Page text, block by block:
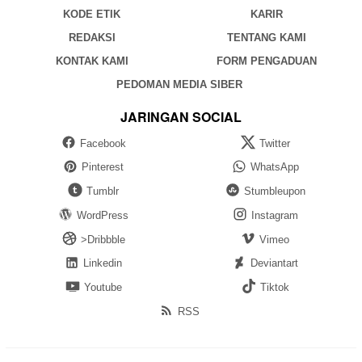
KODE ETIK
KARIR
REDAKSI
TENTANG KAMI
KONTAK KAMI
FORM PENGADUAN
PEDOMAN MEDIA SIBER
JARINGAN SOCIAL
Facebook
Twitter
Pinterest
WhatsApp
Tumblr
Stumbleupon
WordPress
Instagram
>Dribbble
Vimeo
Linkedin
Deviantart
Youtube
Tiktok
RSS